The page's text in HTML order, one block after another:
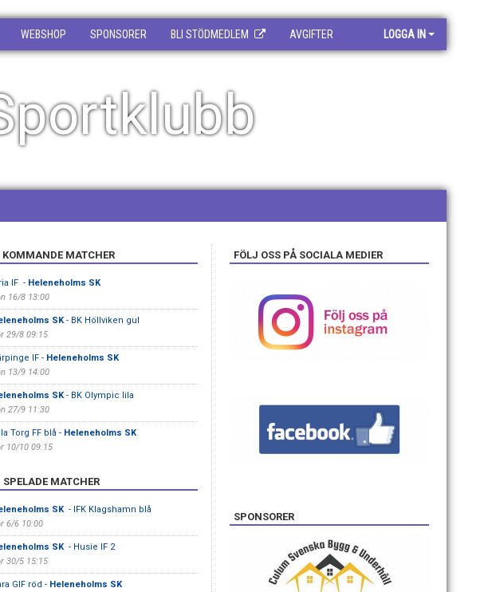
WEBSHOP SPONSORER BLI STÖDMEDLEM AVGIFTER LOGGA IN
KOMMANDE MATCHER
IF - Heleneholms SK
16/8 13:00
SK- BK Höllviken gul
29/8 09:15
IF - Heleneholms SK
13/9 14:00
SK- BK Olympic lila
27/9 11:30
Torg FF blå - Heleneholms SK
10/10 09:15
SPELADE MATCHER
SK - IFK Klagshamn blå
6/6 10:00
SK - Husie IF 2
30/5 15:15
GIF röd - Heleneholms SK
FÖLJ OSS PÅ SOCIALA MEDIER
SPONSORER